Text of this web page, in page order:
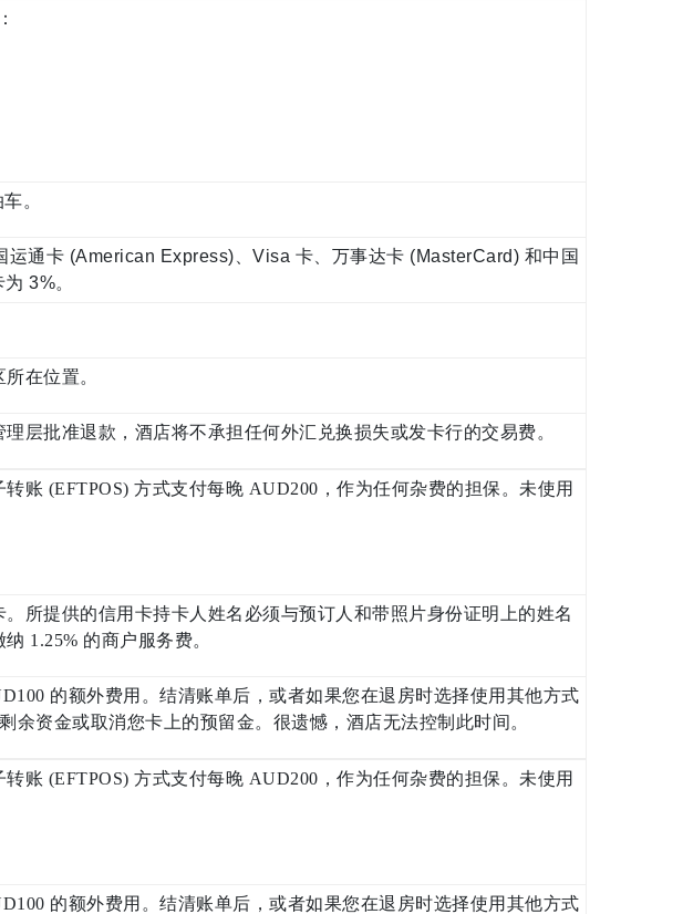
。
通卡 (American Express)、Visa 卡、万事达卡 (MasterCard) 和中国
3%。
在位置。
层批准退款，酒店将不承担任何外汇兑换损失或发卡行的交易费。
账 (EFTPOS) 方式支付每晚 AUD200，作为任何杂费的担保。未使用
所提供的信用卡持卡人姓名必须与预订人和带照片身份证明上的姓名
1.25% 的商户服务费。
的额外费用。结清账单后，或者如果您在退房时选择使用其他方式
资金或取消您卡上的预留金。很遗憾，酒店无法控制此时间。
账 (EFTPOS) 方式支付每晚 AUD200，作为任何杂费的担保。未使用
的额外费用。结清账单后，或者如果您在退房时选择使用其他方式